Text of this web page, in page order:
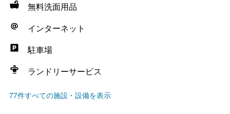
無料洗面用品
インターネット
駐車場
ランドリーサービス
77件すべての施設・設備を表示